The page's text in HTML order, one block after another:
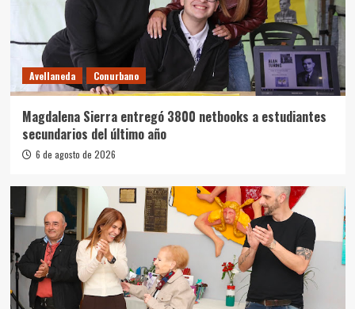
Avellaneda Conurbano
Magdalena Sierra entregó 3800 netbooks a estudiantes
secundarios del último año
6 de agosto de 2026